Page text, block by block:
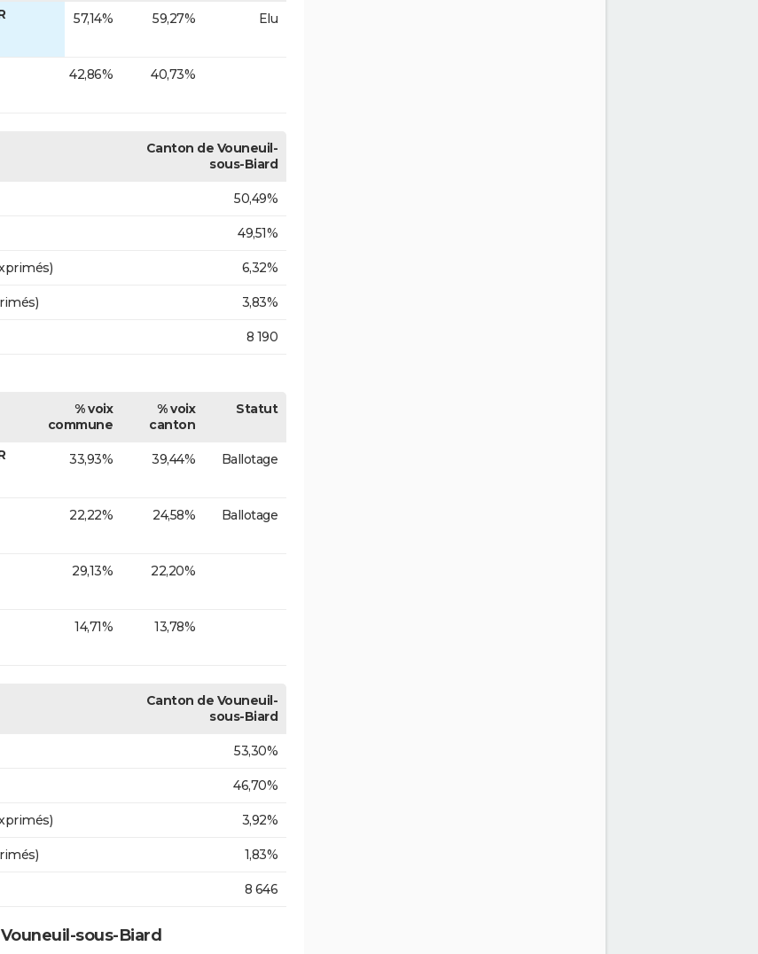
57,14% 59,27% Elu
42,86% 40,73%
Canton de Vouneuil-
sous-Biard
50,49%
49,51%
6,32%
3,83%
8 190
% voix
commune
% voix
canton
Statut
33,93% 39,44% Ballotage
22,22% 24,58% Ballotage
29,13% 22,20%
14,71% 13,78%
Canton de Vouneuil-
sous-Biard
53,30%
46,70%
3,92%
1,83%
8 646
sous-Biard